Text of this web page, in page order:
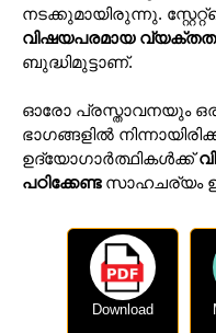
നടക്കുമായിരുന്നു.
വിഷയപരമായ വ്യക്തത
ബുദ്ധിമുട്ടാണ്.
ഓരോ പ്രസ്താവനയും ഒരു
ഭാഗങ്ങളിൽ
ഉദ്യോഗാർത്ഥികൾക്ക്
പഠിക്കേണ്ട സാഹചര്യം
Download